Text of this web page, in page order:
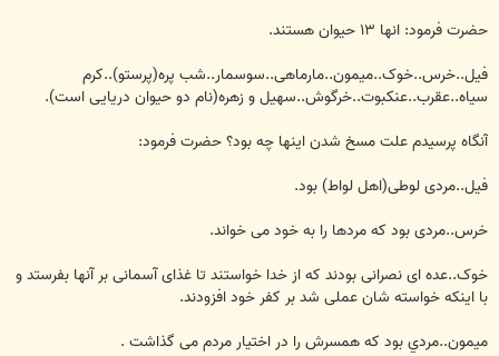
حضرت فرمود: انها ۱۳ حیوان هستند.
فیل..خرس..خوک..میمون..مارماهی..سوسمار..شب پره(پرستو)..کرم
سیاه..عقرب..عنکبوت..خرگوش..سهیل و زهره(نام دو حیوان دریایی است).
آنگاه پرسیدم علت مسخ شدن اینها چه بود؟ حضرت فرمود:
فیل..مردی لوطی(اهل لواط) بود.
خرس..مردی بود که مردها را به خود می خواند.
خوک..عده ای نصرانی بودند که از خدا خواستند تا غذای آسمانی بر آنها بفرستد و
با اینکه خواسته شان عملی شد بر کفر خود افزودند.
میمون..مردي بود که همسرش را در اختیار مردم می گذاشت .